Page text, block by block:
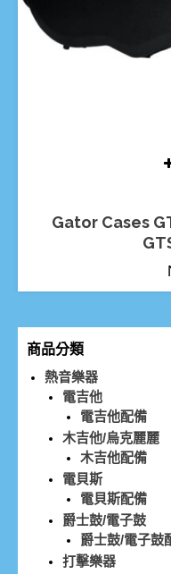
Gator Cases
商品分類
熱音樂器
電吉他
電吉他配備
木吉他/烏克麗麗
木吉他配備
電貝斯
電貝斯配備
爵士鼓/電子鼓
爵士鼓/電子鼓
打擊樂器